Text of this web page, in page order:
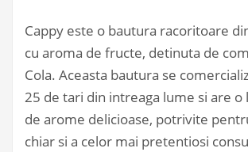
Cappy este o bautura racoritoare
cu aroma de fructe, detinuta de
Cola. Aceasta bautura se
25 de tari din intreaga lume si are o
de arome delicioase, potrivite
chiar si a celor mai pretentiosi